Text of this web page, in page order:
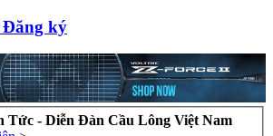
Đăng ký
Tức - Diễn Đàn Cầu Lông Việt Nam